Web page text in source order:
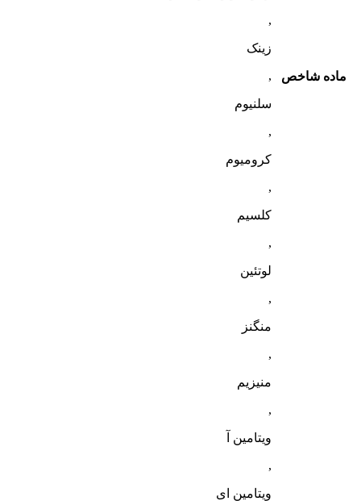
ماده شاخص
,
زینک
,
سلنیوم
,
کرومیوم
,
کلسیم
,
لوتئین
,
منگنز
,
منیزیم
,
ویتامین آ
,
ویتامین ای